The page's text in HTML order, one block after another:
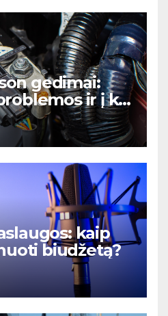
gedimai:
ir į ką
prieš
kaip
biudžetą?